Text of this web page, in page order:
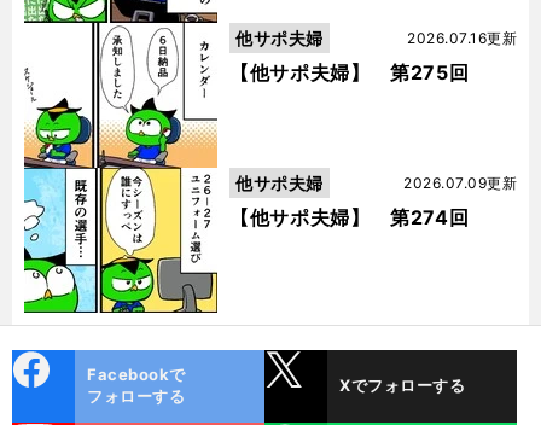
【他サポ夫婦】 第275回
2026.07.16更新
他サポ夫婦
【他サポ夫婦】 第274回
2026.07.09更新
他サポ夫婦
ok
Facebookで
フォローする
Xでフォローする